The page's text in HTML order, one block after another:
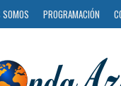
SOMOS PROGRAMACIÓN